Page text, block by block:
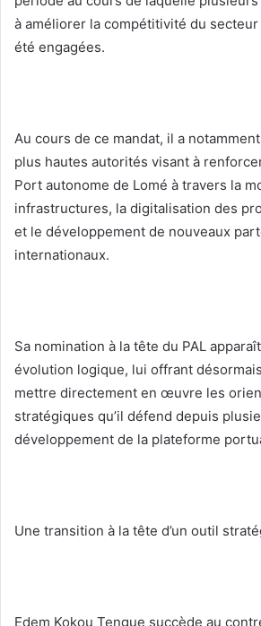
à améliorer la compétitivité du
été engagées.
Au cours de ce mandat, il a
plus hautes autorités visant à
Port autonome de Lomé à travers la
infrastructures, la digitalisation des
et le développement de nouveaux
internationaux.
Sa nomination à la tête du PAL
évolution logique, lui offrant
mettre directement en œuvre les
stratégiques qu’il défend depuis
développement de la plateforme
Une transition à la tête d’un outil
Edem Kokou Tengue succède au